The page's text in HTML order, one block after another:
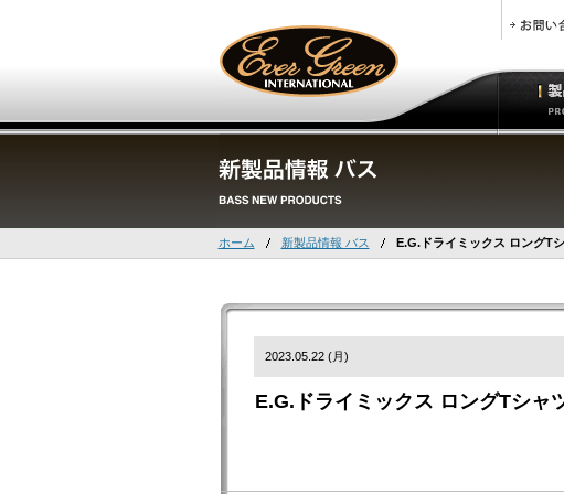
ホーム 新製品情報 バス E.G.ドライミックス ロングT
2023.05.22 (月)
E.G.ドライミックス ロングTシ